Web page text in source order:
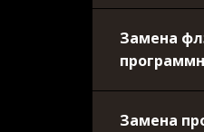
Замена
Замена